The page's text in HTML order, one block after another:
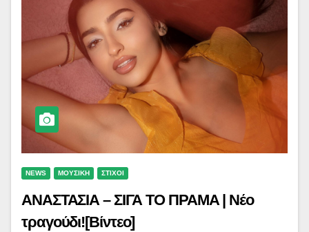
NEWS ΜΟΥΣΙΚΗ ΣΤΙΧΟΙ
ΑΝΑΣΤΑΣΙΑ – ΣΙΓΑ ΤΟ ΠΡΑΜΑ | Νέο
τραγούδι![Βίντεο]